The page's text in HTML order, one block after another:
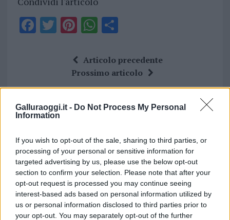
Galluraoggi.it - Do Not Process My Personal
Information
If you wish to opt-out of the sale, sharing to third parties, or
processing of your personal or sensitive information for
targeted advertising by us, please use the below opt-out
section to confirm your selection. Please note that after your
opt-out request is processed you may continue seeing
interest-based ads based on personal information utilized by
us or personal information disclosed to third parties prior to
your opt-out. You may separately opt-out of the further
F
o
o
k
T
r
Pi
te
re
st
W
at
s
A
p
S
a
re
Articolo precedente
Prossimo articolo
NOTIZIE RECENTI
Incendi, a San Pasquale arriva il Campo Base:
l’inaugurazione
Andrea Mura conquista Palau: grande
partecipazione per il suo racconto